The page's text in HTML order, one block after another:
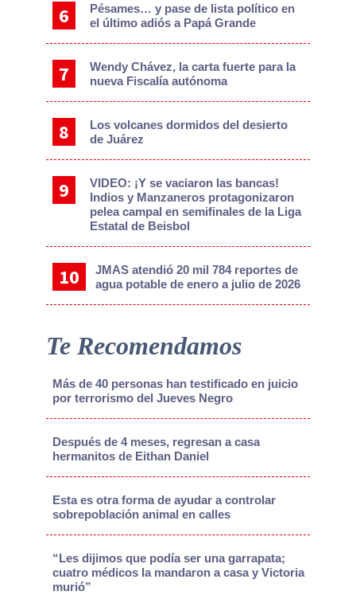
Pésames… y pase de lista político en
el último adiós a Papá Grande
Wendy Chávez, la carta fuerte para la
nueva Fiscalía autónoma
Los volcanes dormidos del desierto
de Juárez
VIDEO: ¡Y se vaciaron las bancas!
Indios y Manzaneros protagonizaron
pelea campal en semifinales de la Liga
Estatal de Beisbol
JMAS atendió 20 mil 784 reportes de
agua potable de enero a julio de 2026
Te Recomendamos
Más de 40 personas han testificado en juicio
por terrorismo del Jueves Negro
Después de 4 meses, regresan a casa
hermanitos de Eithan Daniel
Esta es otra forma de ayudar a controlar
sobrepoblación animal en calles
“Les dijimos que podía ser una garrapata;
cuatro médicos la mandaron a casa y Victoria
murió”